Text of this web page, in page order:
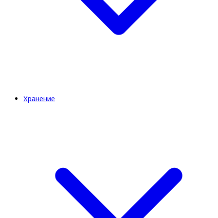
Хранение